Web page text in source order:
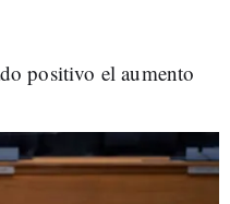
positivo el aumento